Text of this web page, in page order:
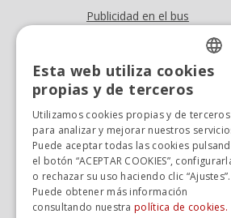
Publicidad en el bus
Oficina At. al cliente
Tel. +34 976 900 085
Tel. +34 900 923 181
Sugerencias y
Descarga la APP:
(se abre
Esta web utiliza cookies
propias y de terceros
Utilizamos cookies propias y de terceros
para analizar y mejorar nuestros
Puede aceptar todas las cookies
el botón “ACEPTAR COOKIES”,
o rechazar su uso haciendo clic “Ajustes”.
Puede obtener más información
consultando nuestra política de cookies.